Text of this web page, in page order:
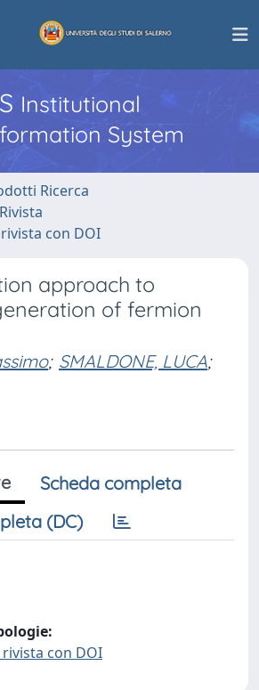
Institutional
System
Ricerca
con DOI
approach to
of fermion
; SMALDONE, LUCA;
Scheda completa
(DC)
con DOI